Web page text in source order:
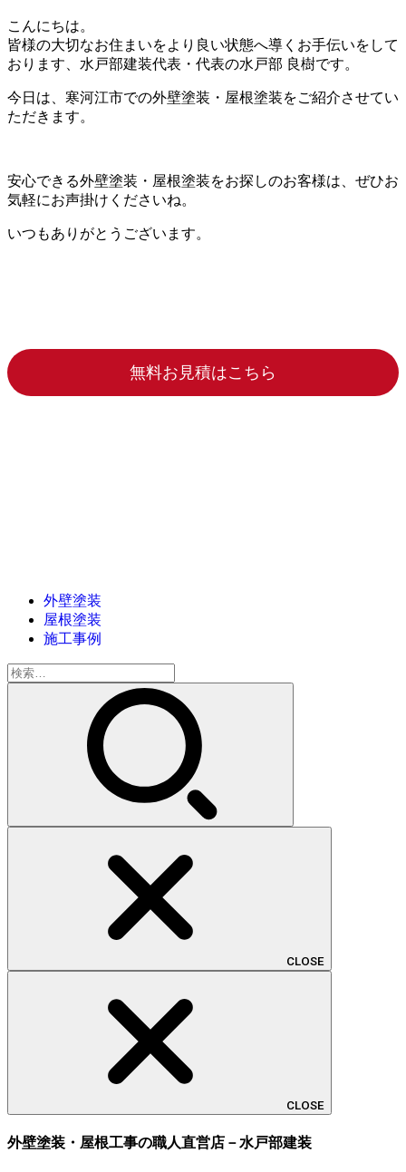
こんにちは。
皆様の大切なお住まいをより良い状態へ導くお手伝いをして
おります、水戸部建装代表・代表の水戸部 良樹です。
今日は、寒河江市での外壁塗装・屋根塗装をご紹介させてい
ただきます。
安心できる外壁塗装・屋根塗装をお探しのお客様は、ぜひお
気軽にお声掛けくださいね。
いつもありがとうございます。
無料お見積はこちら
外壁塗装
屋根塗装
施工事例
検
索:
CLOSE
CLOSE
外壁塗装・屋根工事の職人直営店－水戸部建装